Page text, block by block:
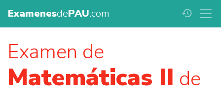
ExamenesdePAU.com history
Examen de
Matemáticas II de